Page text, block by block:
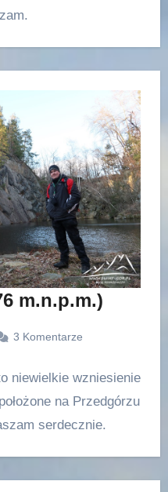
m.n.p.m.)
3 Komentarze
niewielkie wzniesienie
na Przedgórzu
serdecznie.